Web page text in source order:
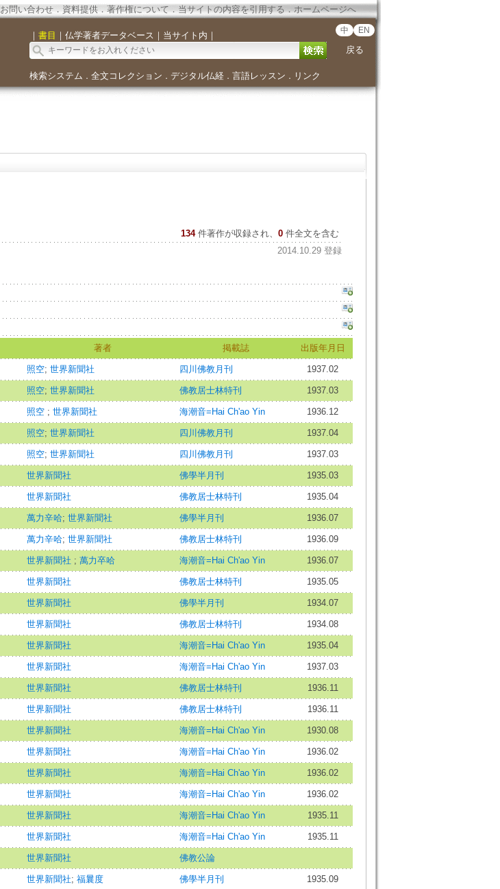
お問い合わせ． 資料提供．著作権について．当サイトの内容を引用する．ホームページへ
｜ 書目 ｜ 仏学著者データベース ｜ 当サイト内 ｜ 中 EN
戻る
検索システム ． 全文コレクション ． デジタル仏経． 言語レッスン ． リンク
134 件著作が収録され、 0件全文を含む
2014.10.29 登録
著者 掲載誌 出版年月日
照空; 世界新聞社 四川佛教月刊 1937.02
照空; 世界新聞社 佛教居士林特刊 1937.03
照空 ; 世界新聞社 海潮音=Hai Ch'ao Yin 1936.12
照空; 世界新聞社 四川佛教月刊 1937.04
照空; 世界新聞社 四川佛教月刊 1937.03
世界新聞社 佛學半月刊 1935.03
世界新聞社 佛教居士林特刊 1935.04
萬力辛哈; 世界新聞社 佛學半月刊 1936.07
萬力辛哈; 世界新聞社 佛教居士林特刊 1936.09
世界新聞社 ; 萬力卒哈 海潮音=Hai Ch'ao Yin 1936.07
世界新聞社 佛教居士林特刊 1935.05
世界新聞社 佛學半月刊 1934.07
世界新聞社 佛教居士林特刊 1934.08
世界新聞社 海潮音=Hai Ch'ao Yin 1935.04
世界新聞社 海潮音=Hai Ch'ao Yin 1937.03
世界新聞社 佛教居士林特刊 1936.11
世界新聞社 佛教居士林特刊 1936.11
世界新聞社 海潮音=Hai Ch'ao Yin 1930.08
世界新聞社 海潮音=Hai Ch'ao Yin 1936.02
世界新聞社 海潮音=Hai Ch'ao Yin 1936.02
世界新聞社 海潮音=Hai Ch'ao Yin 1936.02
世界新聞社 海潮音=Hai Ch'ao Yin 1935.11
世界新聞社 海潮音=Hai Ch'ao Yin 1935.11
世界新聞社 佛教公論
世界新聞社; 福曩度 佛學半月刊 1935.09